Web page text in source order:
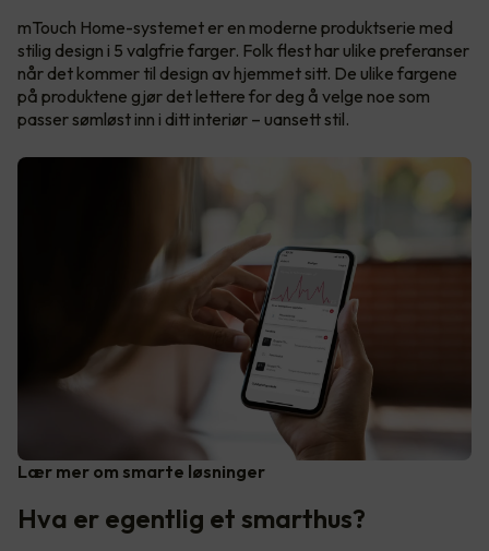
mTouch Home-systemet er en moderne produktserie med
stilig design i 5 valgfrie farger. Folk flest har ulike preferanser
når det kommer til design av hjemmet sitt. De ulike fargene
på produktene gjør det lettere for deg å velge noe som
passer sømløst inn i ditt interiør – uansett stil.
Lær mer om smarte løsninger
Hva er egentlig et smarthus?